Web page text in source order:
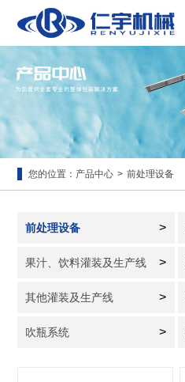
您的位置： 产品中心 > 前处理设备
前处理设备 >
果汁、饮料灌装及生产线 >
其他灌装及生产线 >
吹瓶系统 >